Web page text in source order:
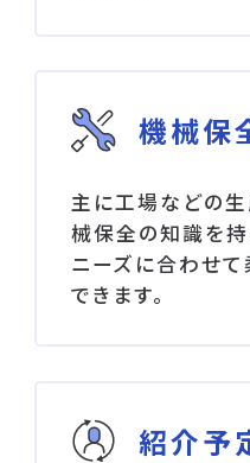
機械保
主に工場などの
械保全の知識を持
ニーズに合わせ
できます。
紹介予